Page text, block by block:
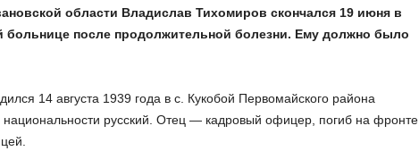
области Владислав Тихомиров скончался 19 июня в
больнице после продолжительной болезни. Ему должно было
14 августа 1939 года в с. Кукобой Первомайского района
национальности русский. Отец — кадровый офицер, погиб на фронте,